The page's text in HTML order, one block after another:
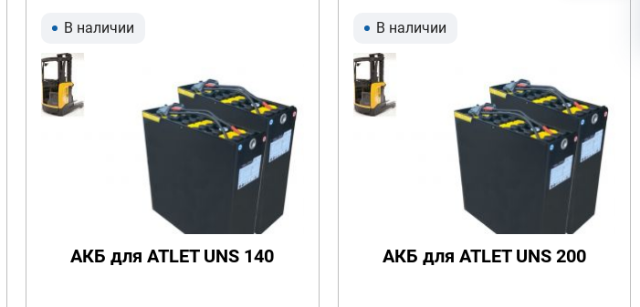
В наличии
АКБ для ATLET UNS 140
В наличии
АКБ для ATLET UNS 200